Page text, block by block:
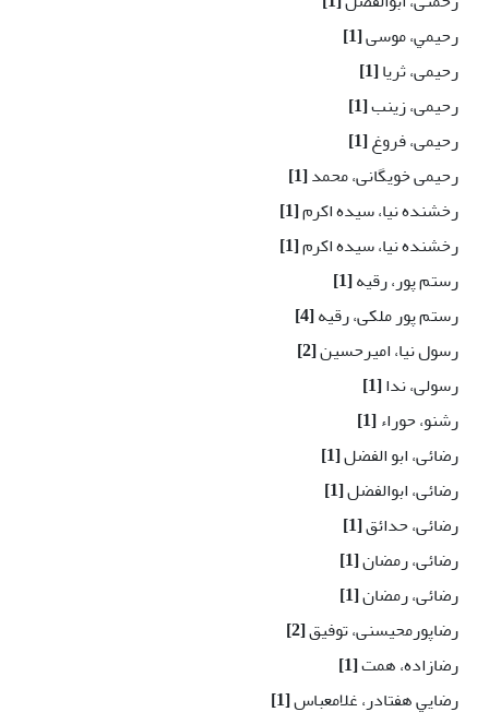
رحيمي، موسی[1]
رحیمی، ثریا[1]
رحیمی، زینب[1]
رحیمی، فروغ[1]
رحیمی خویگانی، محمد[1]
رخشنده نیا، سیده اکرم[1]
رخشنده نیا، سیده اکرم[1]
رستم پور، رقیه[1]
رستم پور ملکی، رقیه[4]
رسول نیا، امیرحسین[2]
رسولی، ندا[1]
رشنو، حوراء[1]
رضائی، ابو الفضل[1]
رضائی، ابوالفضل[1]
رضائی، حدائق[1]
رضائی، رمضان[1]
رضائی، رمضان[1]
رضاپورمحیسنی، توفیق[2]
رضازاده، همت[1]
رضايي هفتادر، غلامعباس[1]